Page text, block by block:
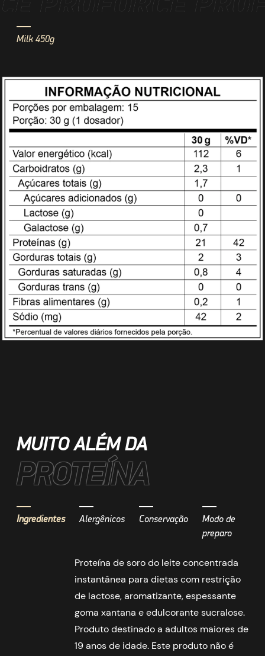
Milk 450g
MUITO ALÉM DA
PROTEÍNA
Ingredientes Alergênicos Conservação
Modo de
preparo
Proteína de soro do leite concentrada
instantânea para dietas com restrição
de lactose, aromatizante, espessante
goma xantana e edulcorante sucralose.
Produto destinado a adultos maiores de
19 anos de idade. Este produto não é